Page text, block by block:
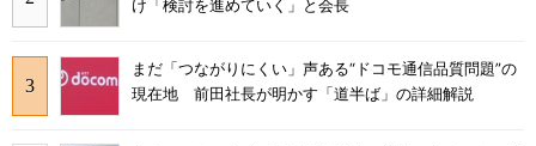
け「検討を進めていく」と会長
まだ「つながりにくい」声ある“ドコモ通信品質問題”の
現在地 前田社長が明かす「道半ば」の詳細解説